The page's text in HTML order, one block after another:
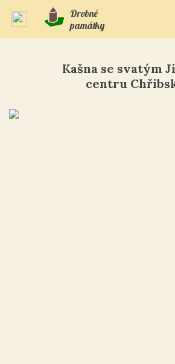
Drobné
památky
Kašna se svatým
centru